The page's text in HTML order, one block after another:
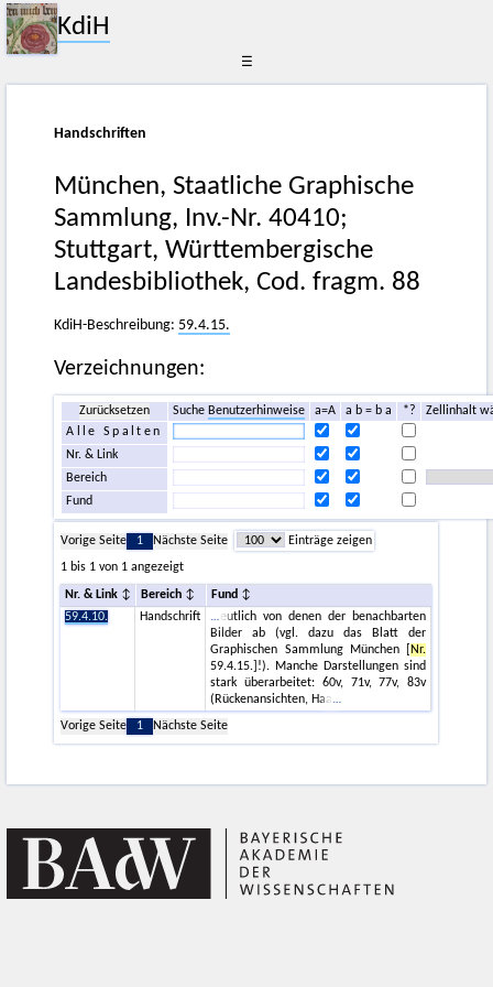
KdiH
☰
Handschriften
München, Staatliche Graphische
Sammlung, Inv.-Nr. 40410;
Stuttgart, Württembergische
Landesbibliothek, Cod. fragm. 88
KdiH-Beschreibung: 59.4.15.
Verzeichnungen:
Zurücksetzen Suche Benutzerhinweise a=A a b = b a *?
Zellinhalt
Alle Spalten
Nr. & Link
Bereich
Fund
Vorige Seite 1 Nächste Seite
Einträge zeigen
1 bis 1 von 1 angezeigt
Nr. & Link Bereich
Fund
59.4.10.
Handschrift
eutlich von denen der benachbarten
Bilder ab (vgl. dazu das Blatt der
Graphischen Sammlung München [ Nr.
59.4.15.]!). Manche Darstellungen sind
stark überarbeitet: 60v, 71v, 77v, 83v
(Rückenansichten, Haa
Vorige Seite
1 Nächste Seite